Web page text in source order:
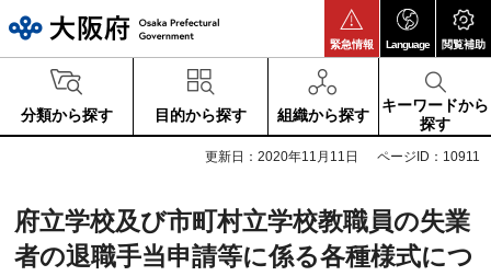
緊急情報 Language 閲覧補助
分類から探す 目的から探す 組織から探す
キーワードから
探す
更新日：2020年11月11日 ページID：10911
府立学校及び市町村立学校教職員の失業
者の退職手当申請等に係る各種様式につ